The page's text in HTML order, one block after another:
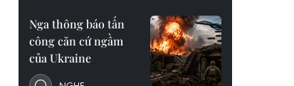
Nga thông báo tấn
công căn cứ ngầm
của Ukraine